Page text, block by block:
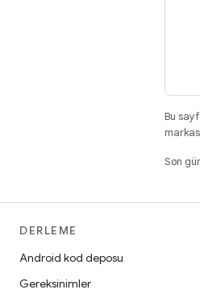
Bu
Son
DERLEME
Android kod deposu
Gereksinimler